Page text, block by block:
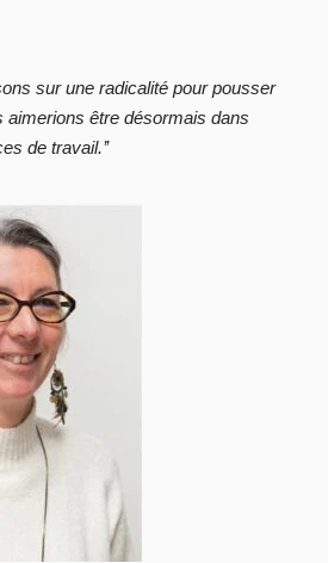
sur une radicalité pour pousser
aimerions être désormais dans
de travail.’’